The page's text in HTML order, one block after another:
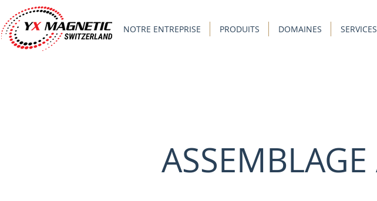
NOTRE ENTREPRISE PRODUITS DOMAINES SERVICES